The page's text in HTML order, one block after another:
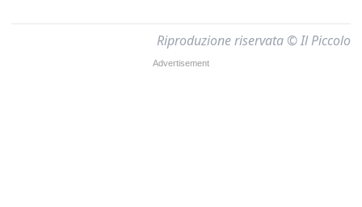
Riproduzione riservata © Il Piccolo